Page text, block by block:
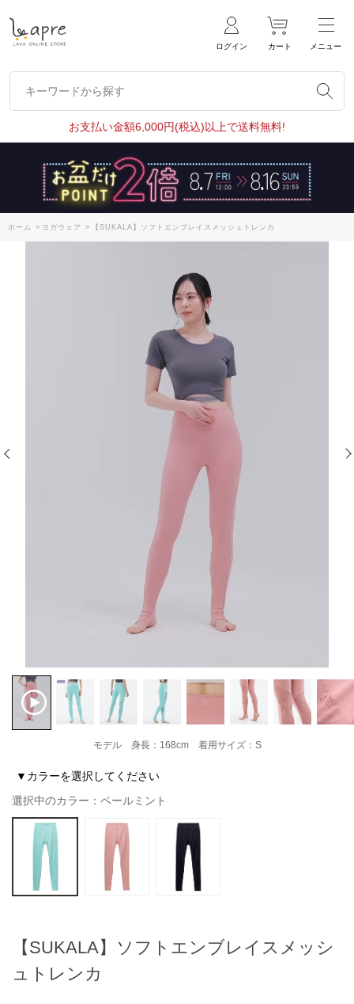
ログイン カート メニュー
キーワードから探す
キーワードから探す
お支払い金額6,000円(税込)以上で送料無料!
ホーム > ヨガウェア > 【SUKALA】ソフトエンブレイスメッシュトレンカ
モデル 身長：168cm 着用サイズ：S
▼カラーを選択してください
選択中のカラー：ペールミント
【SUKALA】ソフトエンブレイスメッシ
ュトレンカ